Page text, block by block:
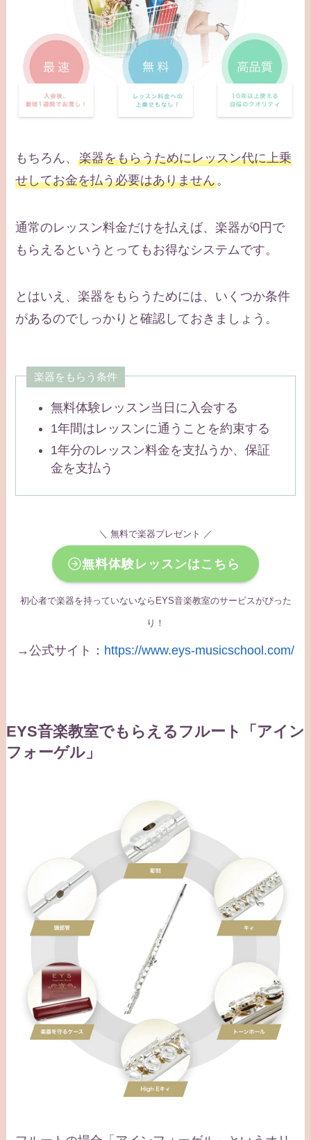
もちろん、楽器をもらうためにレッスン代に上乗
せしてお金を払う必要はありません。
通常のレッスン料金だけを払えば、楽器が0円で
もらえるというとってもお得なシステムです。
とはいえ、楽器をもらうためには、いくつか条件
があるのでしっかりと確認しておきましょう。
楽器をもらう条件
無料体験レッスン当日に入会する
1年間はレッスンに通うことを約束する
1年分のレッスン料金を支払うか、保証
金を支払う
＼ 無料で楽器プレゼント ／
無料体験レッスンはこちら
初心者で楽器を持っていないならEYS音楽教室のサービスがぴった
り！
→公式サイト： https://www.eys-musicschool.com/
EYS音楽教室でもらえるフルート「アイン
フォーゲル」